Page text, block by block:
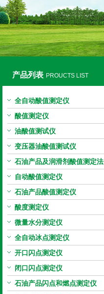
上海旺徐电气有限公司
产品列表 PROUCTS LIST
全自动酸值测定仪
酸值测定仪
油酸值测试仪
变压器油酸值测试仪
石油产品及润滑剂酸值测定法
自动酸值测定仪
石油产品酸值测定仪
酸度测定仪
微量水分测定仪
全自动冰点测定仪
开口闪点测定仪
闭口闪点测定仪
石油产品闪点和燃点测定仪